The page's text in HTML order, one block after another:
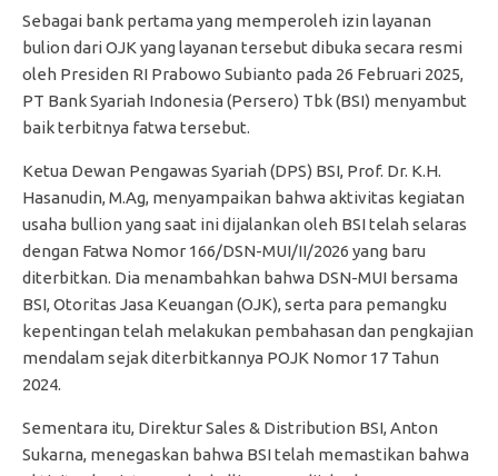
Sebagai bank pertama yang memperoleh izin layanan
bulion dari OJK yang layanan tersebut dibuka secara resmi
oleh Presiden RI Prabowo Subianto pada 26 Februari 2025,
PT Bank Syariah Indonesia (Persero) Tbk (BSI) menyambut
baik terbitnya fatwa tersebut.
Ketua Dewan Pengawas Syariah (DPS) BSI, Prof. Dr. K.H.
Hasanudin, M.Ag, menyampaikan bahwa aktivitas kegiatan
usaha bullion yang saat ini dijalankan oleh BSI telah selaras
dengan Fatwa Nomor 166/DSN-MUI/II/2026 yang baru
diterbitkan. Dia menambahkan bahwa DSN-MUI bersama
BSI, Otoritas Jasa Keuangan (OJK), serta para pemangku
kepentingan telah melakukan pembahasan dan pengkajian
mendalam sejak diterbitkannya POJK Nomor 17 Tahun
2024.
Sementara itu, Direktur Sales & Distribution BSI, Anton
Sukarna, menegaskan bahwa BSI telah memastikan bahwa